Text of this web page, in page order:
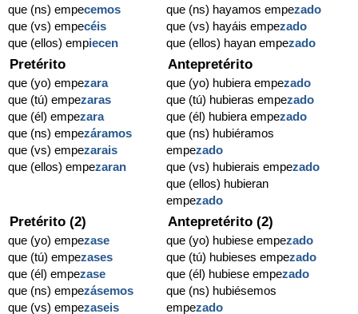
que (ns) empecemos
que (vs) empecéis
que (ellos) empiecen
que (ns) hayamos empezado
que (vs) hayáis empezado
que (ellos) hayan empezado
Pretérito
que (yo) empezara
que (tú) empezaras
que (él) empezara
que (ns) empezáramos
que (vs) empezarais
que (ellos) empezaran
Antepretérito
que (yo) hubiera empezado
que (tú) hubieras empezado
que (él) hubiera empezado
que (ns) hubiéramos
empezado
que (vs) hubierais empezado
que (ellos) hubieran
empezado
Pretérito (2)
que (yo) empezase
que (tú) empezases
que (él) empezase
que (ns) empezásemos
que (vs) empezaseis
Antepretérito (2)
que (yo) hubiese empezado
que (tú) hubieses empezado
que (él) hubiese empezado
que (ns) hubiésemos
empezado